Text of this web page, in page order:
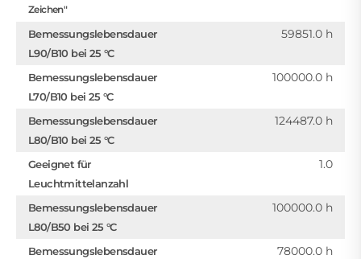
Zeichen"
Bemessungslebensdauer
L90/B10 bei 25 °C
59851.0 h
Bemessungslebensdauer
L70/B10 bei 25 °C
100000.0 h
Bemessungslebensdauer
L80/B10 bei 25 °C
124487.0 h
Geeignet für
Leuchtmittelanzahl
1.0
Bemessungslebensdauer
L80/B50 bei 25 °C
100000.0 h
Bemessungslebensdauer
78000.0 h